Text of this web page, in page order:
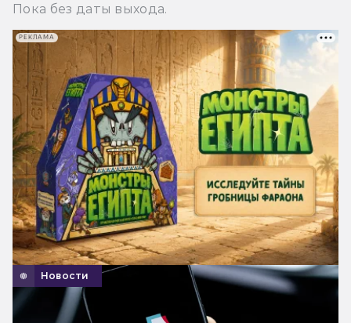
Пока без даты выхода.
Новости
РЕКЛАМА